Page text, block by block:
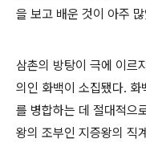
을 보고 배운 것이 아주
삼촌의 방탕이 극에 이르
의인 화백이 소집됐다.
를 병합하는 데 절대적으
왕의 조부인 지증왕의 직